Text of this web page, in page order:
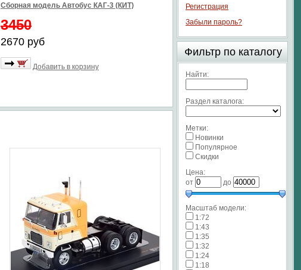
Сборная модель Автобус КАГ-3 (КИТ)
3450
2670 руб
Добавить в корзину
Регистрация
Забыли пароль?
Фильтр по каталогу
Найти:
Раздел каталога:
Метки:
Новинки
Популярное
Скидки
Цена:
от
до
Масштаб модели:
1:72
1:43
1:35
1:32
1:24
1:18